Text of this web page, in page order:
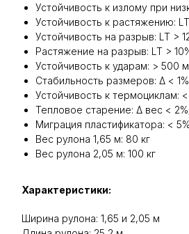
Устойчивость к излому при
Устойчивость к растяжению:
Устойчивость на разрыв: LT >
Растяжение на разрыв: LT >
Устойчивость к ударам: > 500
Стабильность размеров: Δ <
Устойчивость к термоциклам: <
Тепловое старение: Δ вес <
Миграция пластификатора: <
Вес рулона 1,65 м: 80 кг
Вес рулона 2,05 м: 100 кг
Характеристики:
Ширина рулона: 1,65 и 2,05 м